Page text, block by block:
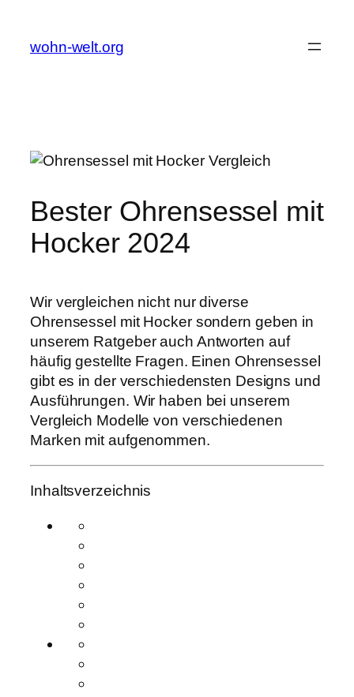
springen
wohn-welt.org
Bester Ohrensessel mit
Hocker 2024
Wir vergleichen nicht nur diverse
Ohrensessel mit Hocker sondern geben in
unserem Ratgeber auch Antworten auf
häufig gestellte Fragen. Einen Ohrensessel
gibt es in der verschiedensten Designs und
Ausführungen. Wir haben bei unserem
Vergleich Modelle von verschiedenen
Marken mit aufgenommen.
Inhaltsverzeichnis